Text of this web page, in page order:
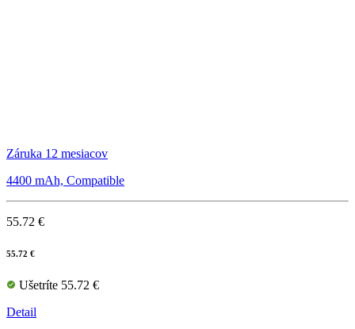
Záruka 12 mesiacov
4400 mAh, Compatible
55.72 €
55.72 €
Ušetríte 55.72 €
Detail